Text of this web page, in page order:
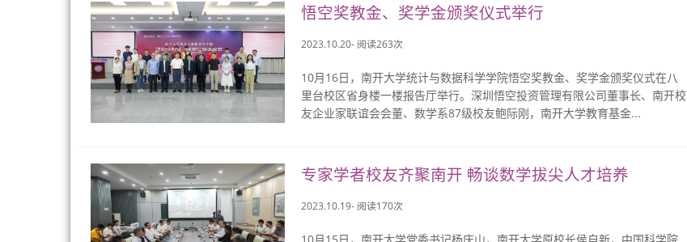
悟空奖教金、奖学金颁奖仪式举行
2023.10.20- 阅读263次
10月16日，南开大学统计与数据科学学院悟空奖教金、奖学金颁奖仪式在八
里台校区省身楼一楼报告厅举行。深圳悟空投资管理有限公司董事长、南开校
友企业家联谊会会董、数学系87级校友鲍际刚，南开大学教育基金...
专家学者校友齐聚南开 畅谈数学拔尖人才培养
2023.10.19- 阅读170次